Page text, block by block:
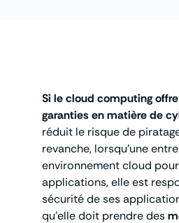
Si lecloud computing
garanties en matière de
réduit le risque de
revanche, lorsqu’une
environnement cloud
applications, elle est
sécurité de ses
qu’elle doit prendre des